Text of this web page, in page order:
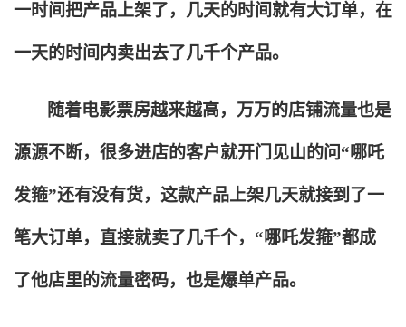
一时间把产品上架了，几天的时间就有大订单，在
一天的时间内卖出去了几千个产品。
随着电影票房越来越高，万万的店铺流量也是
源源不断，很多进店的客户就开门见山的问“哪吒
发箍”还有没有货，这款产品上架几天就接到了一
笔大订单，直接就卖了几千个，“哪吒发箍”都成
了他店里的流量密码，也是爆单产品。